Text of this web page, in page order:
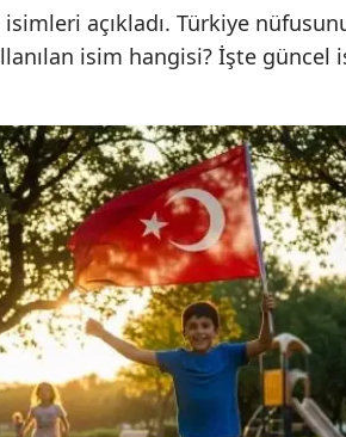
açıkladı. Türkiye
isim hangisi? İşte güncel